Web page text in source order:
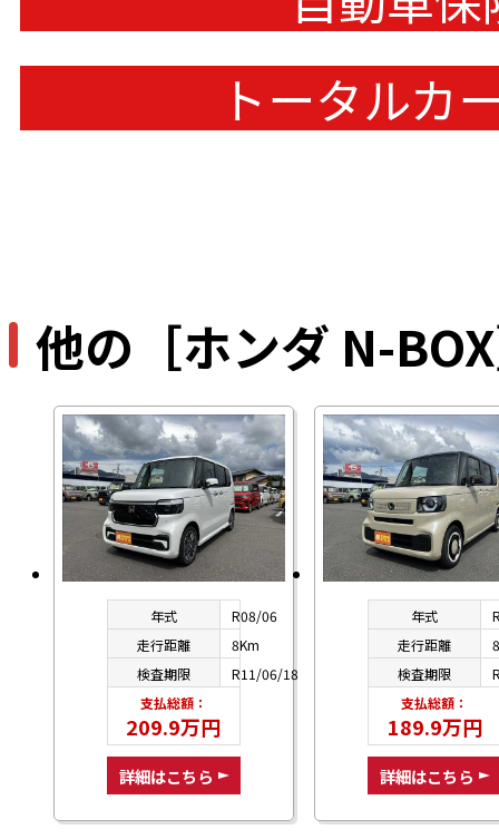
トータルカ
他の［ホンダ N-
年式
R08/06
走行距離
8Km
検査期限
R11/06/18
支払総額：
209.9万円
詳細はこちら
年式
走行距離
検査期限
支払総額：
189.9万円
詳細はこちら